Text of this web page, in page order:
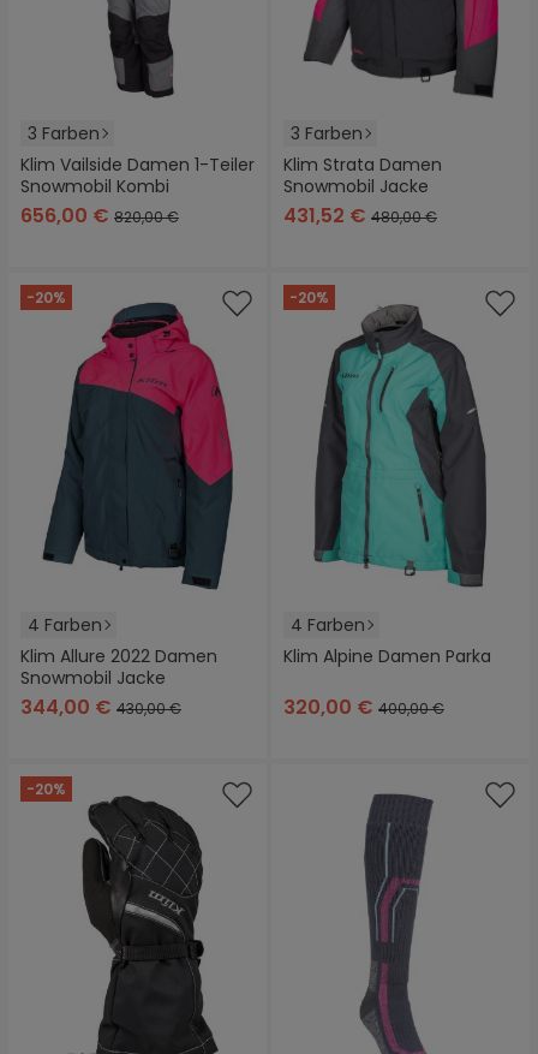
3 Farben
Klim Vailside Damen 1-Teiler
Snowmobil Kombi
656,00 € 820,00 €
3 Farben
Klim Strata Damen
Snowmobil Jacke
431,52 € 480,00 €
-20%
4 Farben
Klim Allure 2022 Damen
Snowmobil Jacke
344,00 € 430,00 €
-20%
4 Farben
Klim Alpine Damen Parka
320,00 € 400,00 €
-20%